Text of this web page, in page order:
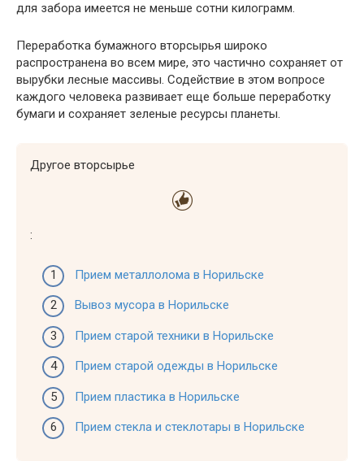
для забора имеется не меньше сотни килограмм.
Переработка бумажного вторсырья широко
распространена во всем мире, это частично сохраняет от
вырубки лесные массивы. Содействие в этом вопросе
каждого человека развивает еще больше переработку
бумаги и сохраняет зеленые ресурсы планеты.
Другое вторсырье
:
Прием металлолома в Норильске
Вывоз мусора в Норильске
Прием старой техники в Норильске
Прием старой одежды в Норильске
Прием пластика в Норильске
Прием стекла и стеклотары в Норильске